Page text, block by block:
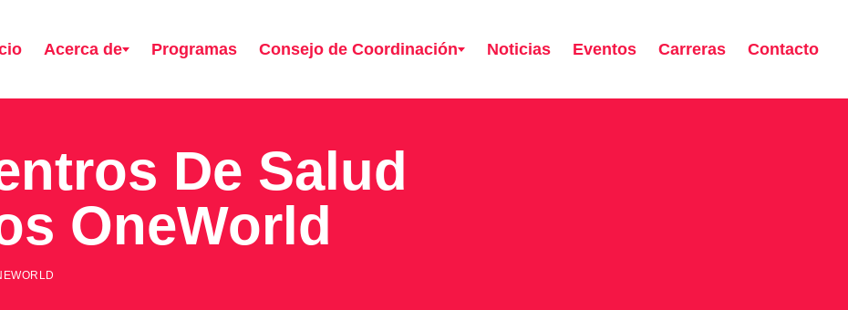
Acerca de Programas Consejo de Coordinación Noticias Eventos Carreras Contacto
De Salud
OneWorld